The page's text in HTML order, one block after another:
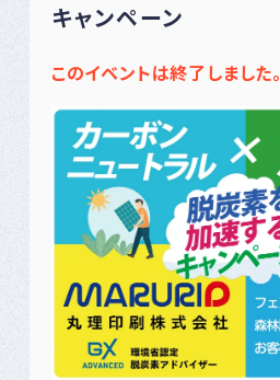
キャンペーン
このイベントは終了しました。